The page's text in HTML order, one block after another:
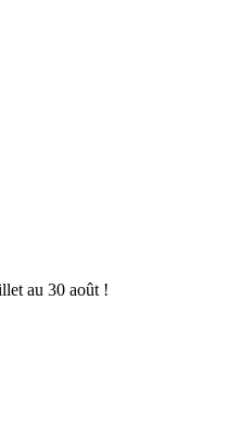
au 30 août !